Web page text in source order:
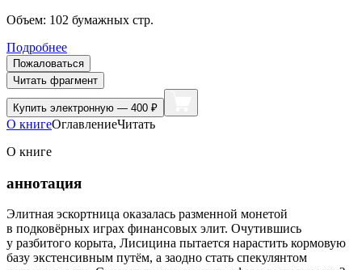
Объем: 102 бумажных стр.
Подробнее
Пожаловаться
Читать фрагмент
Купить электронную — 400 ₽
О книгеОглавлениеЧитать
О книге
аннотация
Элитная эскортница оказалась разменной монетой
в подковёрных играх финансовых элит. Очутившись
у разбитого корыта, Лисицина пытается нарастить кормовую
базу экстенсивным путём, а заодно стать спекулянтом